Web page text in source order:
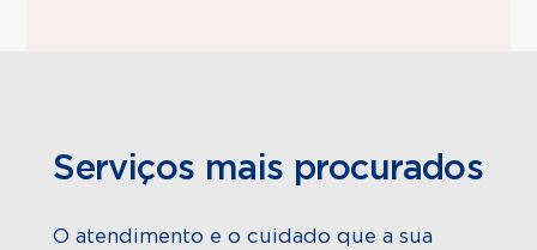
Serviços mais procurados
O atendimento e o cuidado que a sua